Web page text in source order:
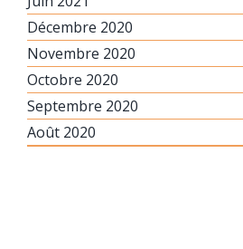
Décembre 2020
Novembre 2020
Octobre 2020
Septembre 2020
Août 2020